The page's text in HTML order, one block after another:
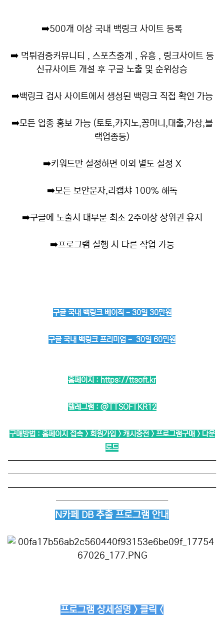
➡️500개 이상 국내 백링크 사이트 등록
➡️먹튀검증커뮤니티 , 스포츠중계 , 유흥 , 링크사이트 등
신규사이트 개설 후 구글 노출 및 순위상승
➡️백링크 검사 사이트에서 생성된 백링크 직접 확인 가능
➡️모든 업종 홍보 가능 (토토,카지노,꽁머니,대출,가상,블
랙업종등)
➡️키워드만 설정하면 이외 별도 설정 X
➡️모든 보안문자,리캡챠 100% 해독
➡️구글에 노출시 대부분 최소 2주이상 상위권 유지
➡️프로그램 실행 시 다른 작업 가능
구글 국내 백링크 베이직 - 30일 30만원
구글 국내 백링크 프리미엄 - 30일 60민원
홈페이지 : https://ttsoft.kr
텔레그램 : @TTSOFTKR12
구매방법 : 홈페이지 접속 > 회원가입 > 캐시충전 > 프로그램구매 > 다운
로드
──────────────────────────
──────────────────────────
──────────────────────────
──────────────
N카페 DB 추출 프로그램 안내
프로그램 상세설명 > 클릭 <